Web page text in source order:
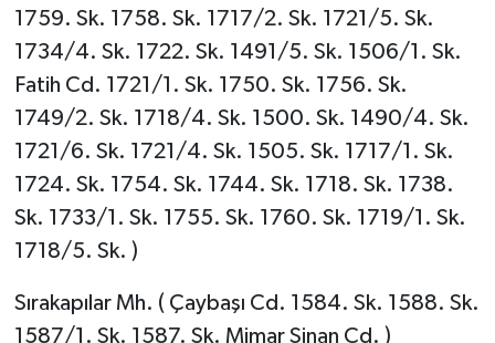
1759. Sk. 1758. Sk. 1717/2. Sk. 1721/5. Sk.
1734/4. Sk. 1722. Sk. 1491/5. Sk. 1506/1. Sk.
Fatih Cd. 1721/1. Sk. 1750. Sk. 1756. Sk.
1749/2. Sk. 1718/4. Sk. 1500. Sk. 1490/4. Sk.
1721/6. Sk. 1721/4. Sk. 1505. Sk. 1717/1. Sk.
1724. Sk. 1754. Sk. 1744. Sk. 1718. Sk. 1738.
Sk. 1733/1. Sk. 1755. Sk. 1760. Sk. 1719/1. Sk.
1718/5. Sk. )
Sırakapılar Mh. ( Çaybaşı Cd. 1584. Sk. 1588. Sk.
1587/1. Sk. 1587. Sk. Mimar Sinan Cd. )